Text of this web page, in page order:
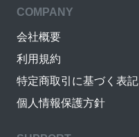
COMPANY
会社概要
利用規約
特定商取引に基づく表記
個人情報保護方針